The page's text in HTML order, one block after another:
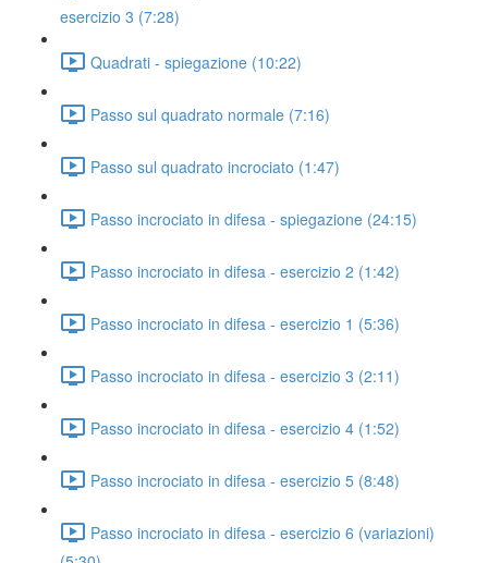
esercizio 3 (7:28)
Quadrati - spiegazione (10:22)
Passo sul quadrato normale (7:16)
Passo sul quadrato incrociato (1:47)
Passo incrociato in difesa - spiegazione (24:15)
Passo incrociato in difesa - esercizio 2 (1:42)
Passo incrociato in difesa - esercizio 1 (5:36)
Passo incrociato in difesa - esercizio 3 (2:11)
Passo incrociato in difesa - esercizio 4 (1:52)
Passo incrociato in difesa - esercizio 5 (8:48)
Passo incrociato in difesa - esercizio 6 (variazioni)